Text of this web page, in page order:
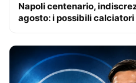
Napoli centenario,
agosto: i possibili